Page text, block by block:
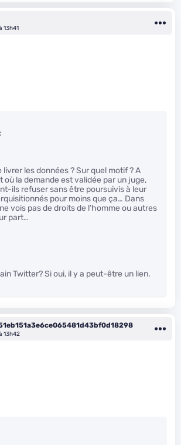
13h41
les données ? Sur quel motif ? A
où la demande est validée par un juge,
ils refuser sans être poursuivis à leur
pour moins que ça… Dans
vois pas de droits de l’homme ou autres
part…
Twitter? Si oui, il y a peut-être un lien.
13h42